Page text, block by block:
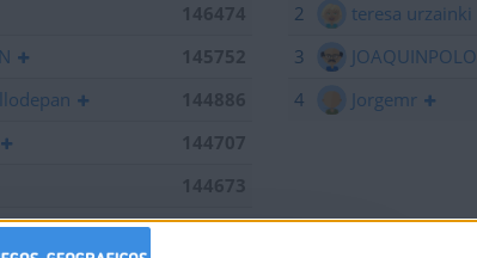
145752
144707
144060
2
teresa urzainki
3
JOAQUINPOLO
4
Jorgemr